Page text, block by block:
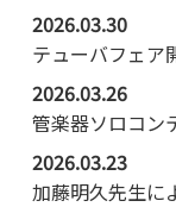
2026.03.30
テューバフェア
2026.03.26
管楽器ソロコン
2026.03.23
加藤明久先生に